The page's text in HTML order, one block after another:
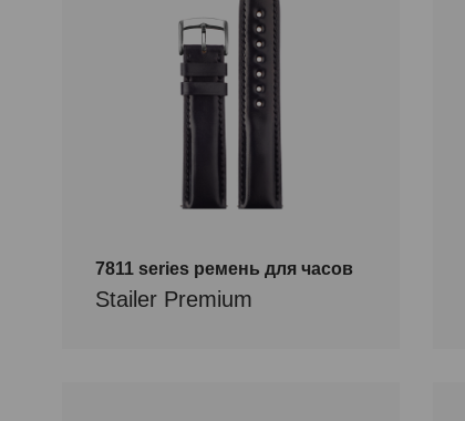
7811 series ремень для часов
Stailer Premium